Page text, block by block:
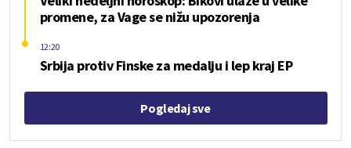
promene, za Vage se nižu upozorenja
Srbija protiv Finske za medalju i lep kraj EP
12:20
Pogledaj sve